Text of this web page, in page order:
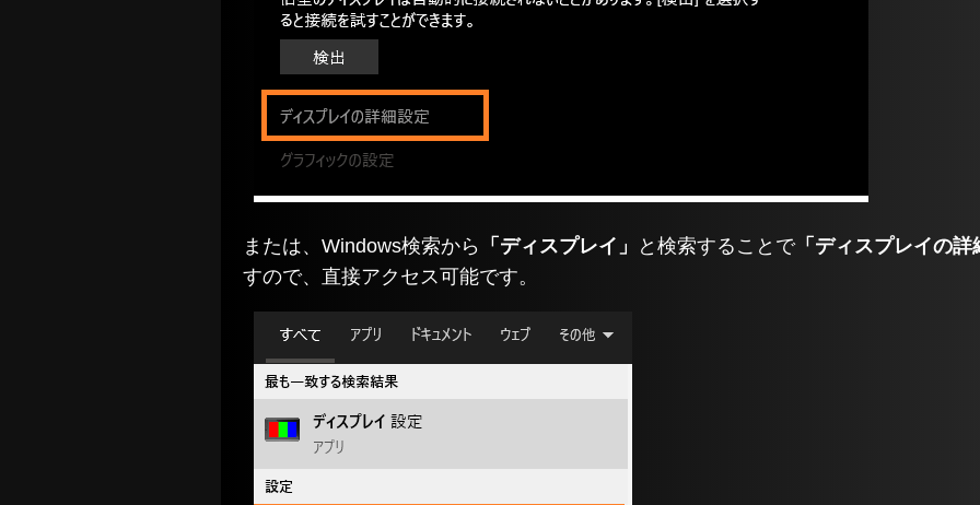
または、Windows検索から 「ディスプレイ」 と検索することで「ディスプレイの詳
すので、直接アクセス可能です。